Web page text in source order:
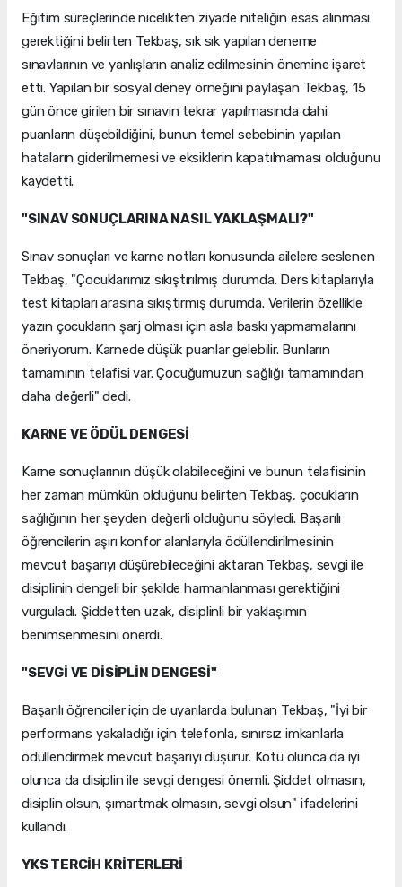
Eğitim süreçlerinde nicelikten ziyade niteliğin esas alınması
gerektiğini belirten Tekbaş, sık sık yapılan deneme
sınavlarının ve yanlışların analiz edilmesinin önemine işaret
etti. Yapılan bir sosyal deney örneğini paylaşan Tekbaş, 15
gün önce girilen bir sınavın tekrar yapılmasında dahi
puanların düşebildiğini, bunun temel sebebinin yapılan
hataların giderilmemesi ve eksiklerin kapatılmaması olduğunu
kaydetti.
"SINAV SONUÇLARINA NASIL YAKLAŞMALI?"
Sınav sonuçları ve karne notları konusunda ailelere seslenen
Tekbaş, "Çocuklarımız sıkıştırılmış durumda. Ders kitaplarıyla
test kitapları arasına sıkıştırmış durumda. Verilerin özellikle
yazın çocukların şarj olması için asla baskı yapmamalarını
öneriyorum. Karnede düşük puanlar gelebilir. Bunların
tamamının telafisi var. Çocuğumuzun sağlığı tamamından
daha değerli" dedi.
KARNE VE ÖDÜL DENGESİ
Karne sonuçlarının düşük olabileceğini ve bunun telafisinin
her zaman mümkün olduğunu belirten Tekbaş, çocukların
sağlığının her şeyden değerli olduğunu söyledi. Başarılı
öğrencilerin aşırı konfor alanlarıyla ödüllendirilmesinin
mevcut başarıyı düşürebileceğini aktaran Tekbaş, sevgi ile
disiplinin dengeli bir şekilde harmanlanması gerektiğini
vurguladı. Şiddetten uzak, disiplinli bir yaklaşımın
benimsenmesini önerdi.
"SEVGİ VE DİSİPLİN DENGESİ"
Başarılı öğrenciler için de uyarılarda bulunan Tekbaş, "İyi bir
performans yakaladığı için telefonla, sınırsız imkanlarla
ödüllendirmek mevcut başarıyı düşürür. Kötü olunca da iyi
olunca da disiplin ile sevgi dengesi önemli. Şiddet olmasın,
disiplin olsun, şımartmak olmasın, sevgi olsun" ifadelerini
kullandı.
YKS TERCİH KRİTERLERİ